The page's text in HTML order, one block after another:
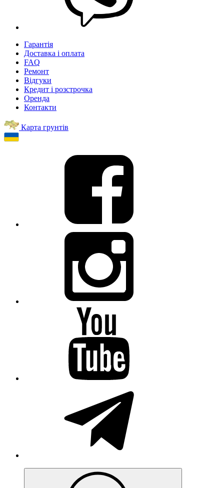
Гарантія
Доставка і оплата
FAQ
Ремонт
Відгуки
Кредит і розстрочка
Оренда
Контакти
Карта грунтів